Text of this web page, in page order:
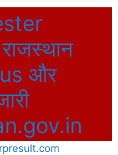
और
rpresult.com